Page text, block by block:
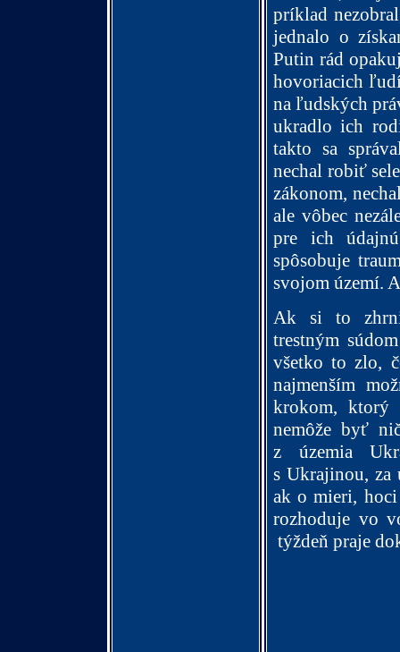
príklad
jednalo o
Putin rád
hovoriacich
na ľudských
ukradlo ich
takto sa
nechal robiť
zákonom,
ale vôbec
pre ich
spôsobuje
svojom území.
Ak si to
trestným súdom
všetko to zlo,
najmenším
krokom, ktorý
nemôže byť
z územia
s Ukrajinou, za
ak o mieri,
rozhoduje vo
týždeň praje